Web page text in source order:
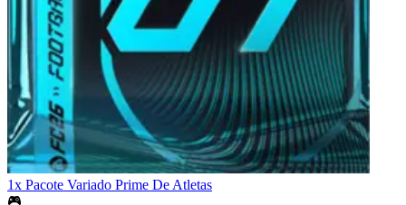
1x Pacote Variado Prime De Atletas